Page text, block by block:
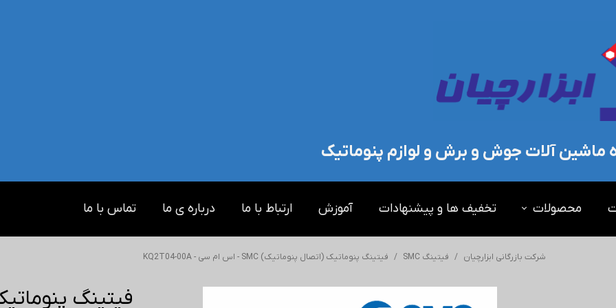
محصولات تخفیف ها و پیشنهادات آموزش ارتباط با ما درباره ی ما تماس با ما
ماشین آلات جوش و برش و لوازم پنوماتیک
شرکت بازرگانی ابزارچیان فیتینگ SMC فیتینگ پنوماتیک (اتصال پنوماتیک) SMC - اس ام سی - KQ2T04-00A